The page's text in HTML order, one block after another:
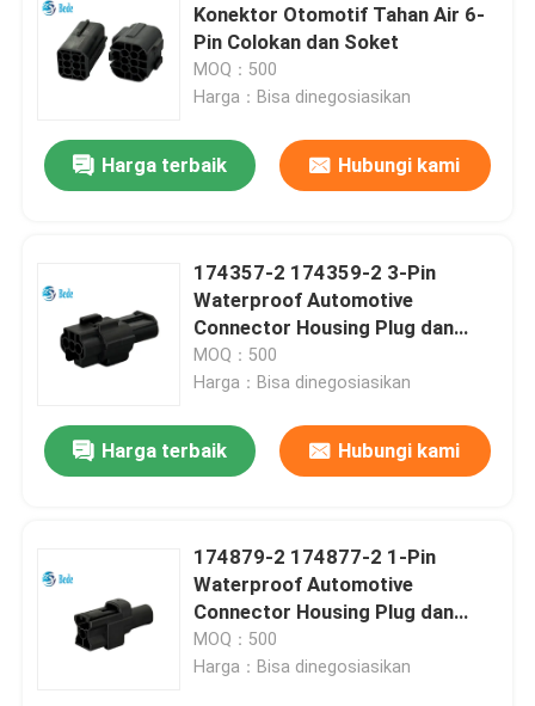
Konektor Otomotif Tahan Air 6-
Pin Colokan dan Soket
MOQ：500
Harga：Bisa dinegosiasikan
Harga terbaik Hubungi kami
174357-2 174359-2 3-Pin
Waterproof Automotive
Connector Housing Plug dan
Socket
MOQ：500
Harga：Bisa dinegosiasikan
Harga terbaik Hubungi kami
174879-2 174877-2 1-Pin
Waterproof Automotive
Connector Housing Plug dan
Socket
MOQ：500
Harga：Bisa dinegosiasikan